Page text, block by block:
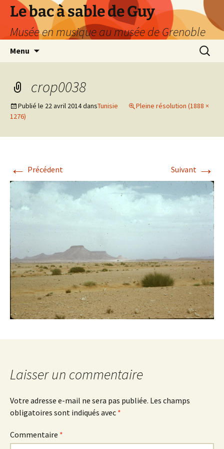
Le bac à sable de Guy
Musée en musique au musée de Grenoble
Menu
crop0038
Publié le 22 avril 2014dansTunisie
Pleine résolution (1888 ×
1276)
← Précédent Suivant →
Laisser un commentaire
Votre adresse e-mail ne sera pas publiée. Les champs
obligatoires sont indiqués avec *
Commentaire *